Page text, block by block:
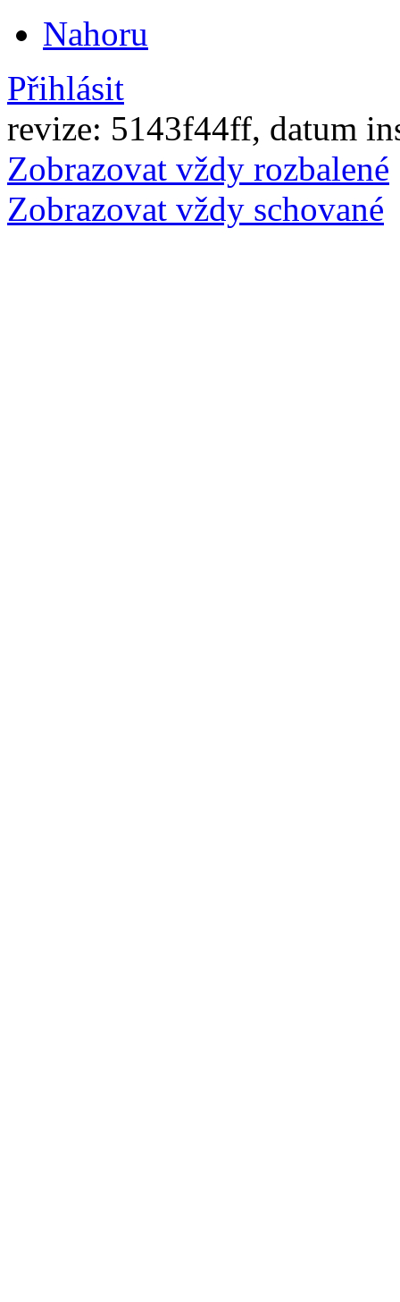
Nahoru
Přihlásit
revize: 5143f44ff, datum
Zobrazovat vždy rozbalené
Zobrazovat vždy schované